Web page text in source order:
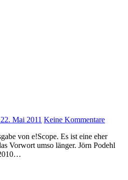
22. Mai 2011 Keine Kommentare
Vorwort umso länger. Jörn Podehl